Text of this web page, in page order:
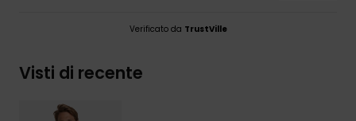
Verificato da TrustVille
Visti di recente